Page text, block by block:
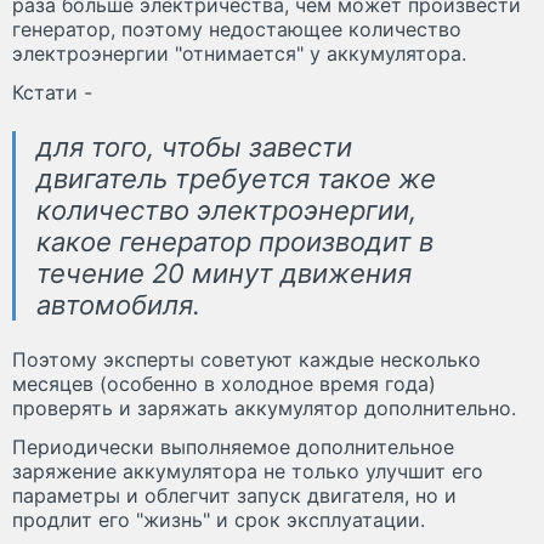
генератор, поэтому недостающее количество
электроэнергии "отнимается" у аккумулятора.
Кстати -
для того, чтобы завести
двигатель требуется такое же
количество электроэнергии,
какое генератор производит в
течение 20 минут движения
автомобиля.
Поэтому эксперты советуют каждые несколько
месяцев (особенно в холодное время года)
проверять и заряжать аккумулятор дополнительно.
Периодически выполняемое дополнительное
заряжение аккумулятора не только улучшит его
параметры и облегчит запуск двигателя, но и
продлит его "жизнь" и срок эксплуатации.